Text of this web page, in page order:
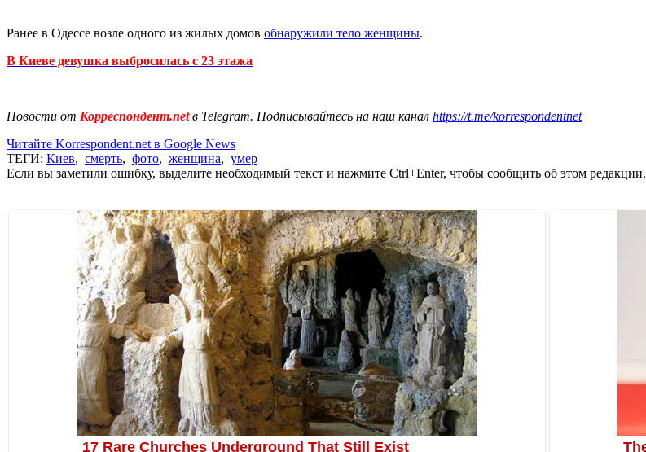
Ранее в Одессе возле одного из жилых домов обнаружили тело женщины.
В Киеве девушка выбросилась с 23 этажа
Новости от Корреспондент.netв Telegram. Подписывайтесь на наш канал https://t.me/korrespondentnet
Читайте Korrespondent.net в Google News
ТЕГИ: Киев, смерть, фото, женщина, умер
Если вы заметили ошибку, выделите необходимый текст и нажмите Ctrl+Enter, чтобы сообщить об этом редакции.